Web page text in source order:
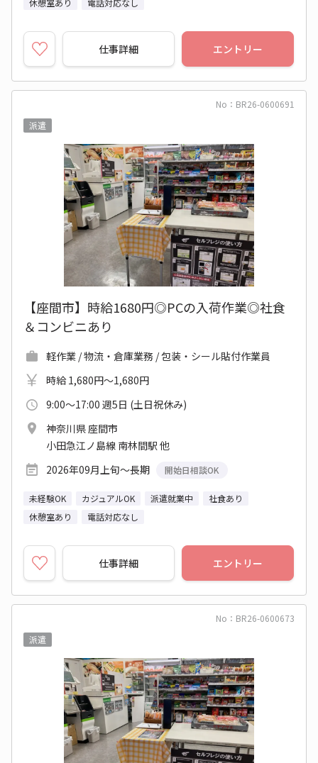
休憩室あり
電話対応なし
仕事詳細 エントリー
No：BR26-0600691
派遣
【座間市】時給1680円◎PCの入荷作業◎社食
＆コンビニあり
軽作業 / 物流・倉庫業務 / 包装・シール貼付作業員
時給 1,680円～1,680円
9:00～17:00 週5日 (土日祝休み)
神奈川県 座間市
小田急江ノ島線 南林間駅 他
2026年09月上旬～長期
開始日相談OK
未経験OK カジュアルOK 派遣就業中
社食あり
休憩室あり
電話対応なし
仕事詳細 エントリー
No：BR26-0600673
派遣